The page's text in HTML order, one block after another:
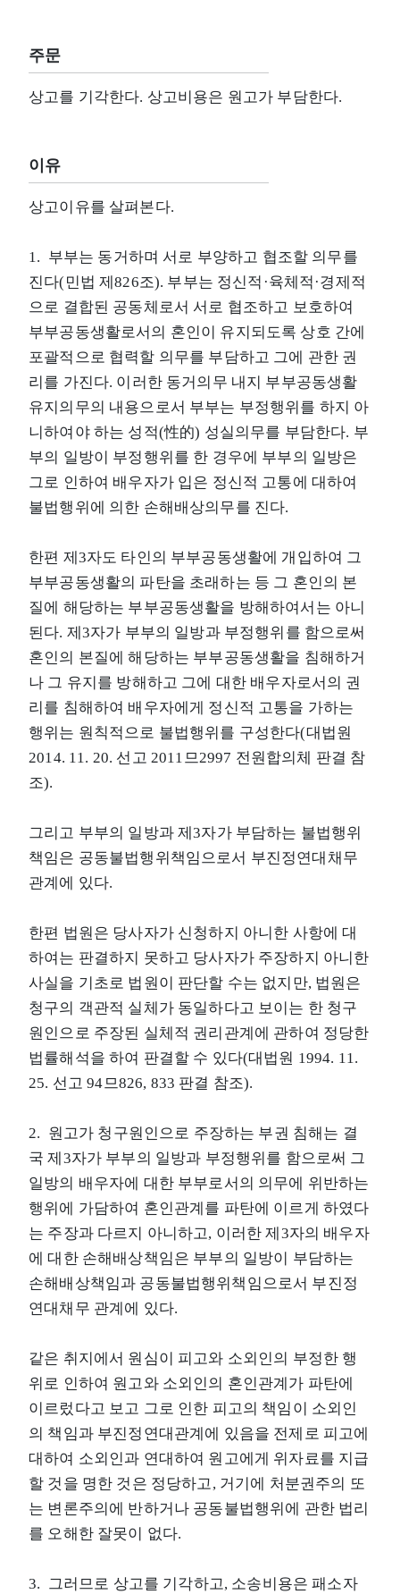
주문
상고를 기각한다. 상고비용은 원고가 부담한다.
이유
상고이유를 살펴본다.
1. 부부는 동거하며 서로 부양하고 협조할 의무를
진다(민법 제826조). 부부는 정신적·육체적·경제적
으로 결합된 공동체로서 서로 협조하고 보호하여
부부공동생활로서의 혼인이 유지되도록 상호 간에
포괄적으로 협력할 의무를 부담하고 그에 관한 권
리를 가진다. 이러한 동거의무 내지 부부공동생활
유지의무의 내용으로서 부부는 부정행위를 하지 아
니하여야 하는 성적(性的) 성실의무를 부담한다. 부
부의 일방이 부정행위를 한 경우에 부부의 일방은
그로 인하여 배우자가 입은 정신적 고통에 대하여
불법행위에 의한 손해배상의무를 진다.
한편 제3자도 타인의 부부공동생활에 개입하여 그
부부공동생활의 파탄을 초래하는 등 그 혼인의 본
질에 해당하는 부부공동생활을 방해하여서는 아니
된다. 제3자가 부부의 일방과 부정행위를 함으로써
혼인의 본질에 해당하는 부부공동생활을 침해하거
나 그 유지를 방해하고 그에 대한 배우자로서의 권
리를 침해하여 배우자에게 정신적 고통을 가하는
행위는 원칙적으로 불법행위를 구성한다(대법원
2014. 11. 20. 선고 2011므2997 전원합의체 판결 참
조).
그리고 부부의 일방과 제3자가 부담하는 불법행위
책임은 공동불법행위책임으로서 부진정연대채무
관계에 있다.
한편 법원은 당사자가 신청하지 아니한 사항에 대
하여는 판결하지 못하고 당사자가 주장하지 아니한
사실을 기초로 법원이 판단할 수는 없지만, 법원은
청구의 객관적 실체가 동일하다고 보이는 한 청구
원인으로 주장된 실체적 권리관계에 관하여 정당한
법률해석을 하여 판결할 수 있다(대법원 1994. 11.
25. 선고 94므826, 833 판결 참조).
2. 원고가 청구원인으로 주장하는 부권 침해는 결
국 제3자가 부부의 일방과 부정행위를 함으로써 그
일방의 배우자에 대한 부부로서의 의무에 위반하는
행위에 가담하여 혼인관계를 파탄에 이르게 하였다
는 주장과 다르지 아니하고, 이러한 제3자의 배우자
에 대한 손해배상책임은 부부의 일방이 부담하는
손해배상책임과 공동불법행위책임으로서 부진정
연대채무 관계에 있다.
같은 취지에서 원심이 피고와 소외인의 부정한 행
위로 인하여 원고와 소외인의 혼인관계가 파탄에
이르렀다고 보고 그로 인한 피고의 책임이 소외인
의 책임과 부진정연대관계에 있음을 전제로 피고에
대하여 소외인과 연대하여 원고에게 위자료를 지급
할 것을 명한 것은 정당하고, 거기에 처분권주의 또
는 변론주의에 반하거나 공동불법행위에 관한 법리
를 오해한 잘못이 없다.
3. 그러므로 상고를 기각하고, 소송비용은 패소자